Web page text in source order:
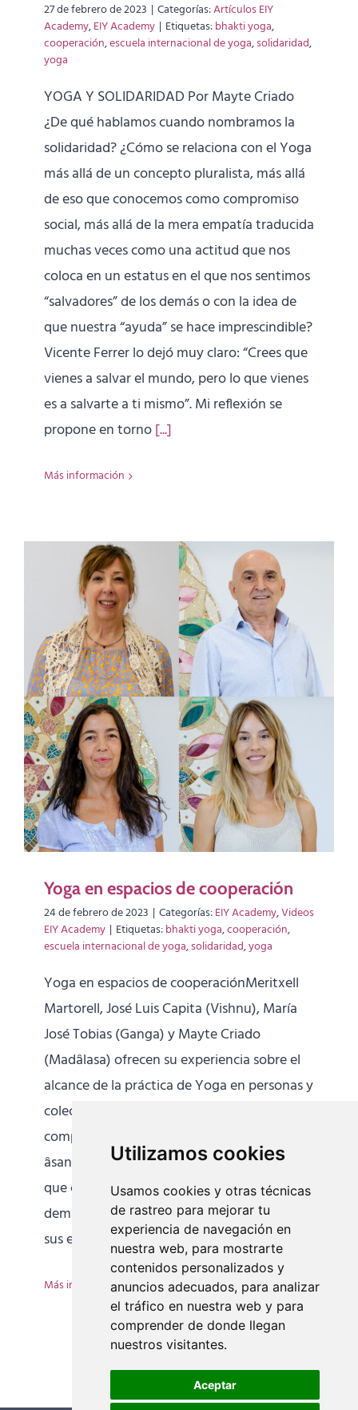
Utilizamos cookies
Usamos cookies y otras técnicas
de rastreo para mejorar tu
experiencia de navegación en
nuestra web, para mostrarte
contenidos personalizados y
anuncios adecuados, para analizar
el tráfico en nuestra web y para
comprender de donde llegan
nuestros visitantes.
Aceptar
27 de febrero de 2023 | Categorías:Artículos EIY
Academy,EIY Academy | Etiquetas:bhakti yoga,
cooperación,escuela internacional de yoga,solidaridad,
yoga
YOGA Y SOLIDARIDAD Por Mayte Criado
¿De qué hablamos cuando nombramos la
solidaridad? ¿Cómo se relaciona con el Yoga
más allá de un concepto pluralista, más allá
de eso que conocemos como compromiso
social, más allá de la mera empatía traducida
muchas veces como una actitud que nos
coloca en un estatus en el que nos sentimos
“salvadores” de los demás o con la idea de
que nuestra “ayuda” se hace imprescindible?
Vicente Ferrer lo dejó muy claro: “Crees que
vienes a salvar el mundo, pero lo que vienes
es a salvarte a ti mismo”. Mi reflexión se
propone en torno[...]
Más información
Yoga en espacios de cooperación
24 de febrero de 2023 | Categorías:EIY Academy,Videos
EIY Academy | Etiquetas:bhakti yoga,cooperación,
escuela internacional de yoga,solidaridad,yoga
Yoga en espacios de cooperaciónMeritxell
Martorell, José Luis Capita (Vishnu), María
José Tobias (Ganga) y Mayte Criado
(Madâlasa) ofrecen su experiencia sobre el
alcance de la práctica de Yoga en personas y
colectivos de gran vulnerabilidad. Nos
comparten un Yoga que va más allá del
âsana y nos instala en lo colectivo. Un Yoga
que concilia y une el mundo interior con los
demás.En este vídeo testimonial comparten
sus experiencias.
Más información